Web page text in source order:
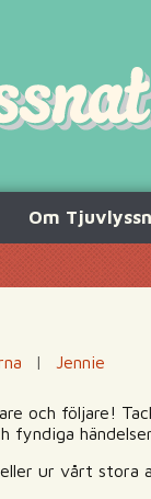
Om
| Jennie
och följare!
fyndiga
ur vårt stora